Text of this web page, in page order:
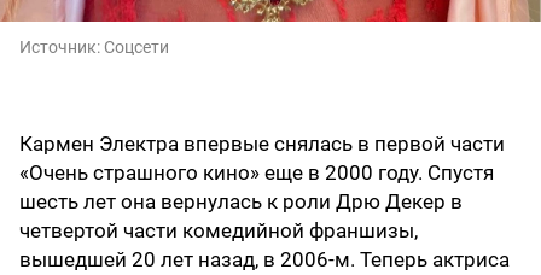
Источник: Соцсети
Кармен Электра впервые снялась в первой части
«Очень страшного кино» еще в 2000 году. Спустя
шесть лет она вернулась к роли Дрю Декер в
четвертой части комедийной франшизы,
вышедшей 20 лет назад, в 2006-м. Теперь актриса